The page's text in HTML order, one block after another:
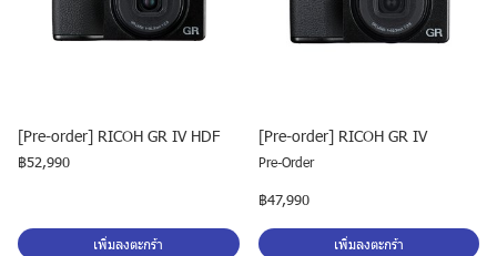
[Pre-order] RICOH GR IV HDF
฿52,990
เพิ่มลงตะกร้า
[Pre-order] RICOH GR IV
Pre-Order
฿47,990
เพิ่มลงตะกร้า